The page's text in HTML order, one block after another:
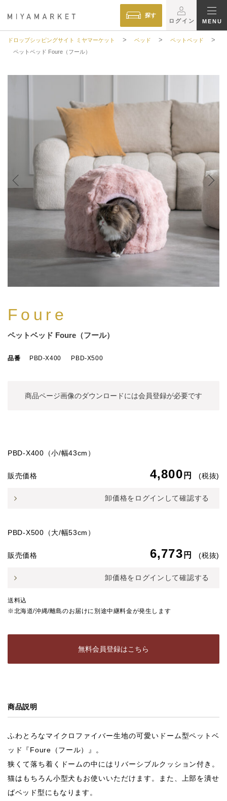
探す
ログイン
MENU
ドロップシッピングサイト ミヤマーケット > ベッド > ペットベッド >
ペットベッド Foure（フール）
Foure
ペットベッド Foure（フール）
品番 PBD-X400 PBD-X500
商品ページ画像のダウンロードには会員登録が必要です
PBD-X400（小/幅43cm）
販売価格 4,800 円 (税抜)
卸価格をログインして確認する
PBD-X500（大/幅53cm）
販売価格 6,773 円 (税抜)
卸価格をログインして確認する
送料込
※北海道/沖縄/離島のお届けに別途中継料金が発生します
無料会員登録はこちら
商品説明
ふわとろなマイクロファイバー生地の可愛いドーム型ペットベ
ッド『Foure（フール）』。
狭くて落ち着くドームの中にはリバーシブルクッション付き。
猫はもちろん小型犬もお使いいただけます。また、上部を潰せ
ばベッド型にもなります。